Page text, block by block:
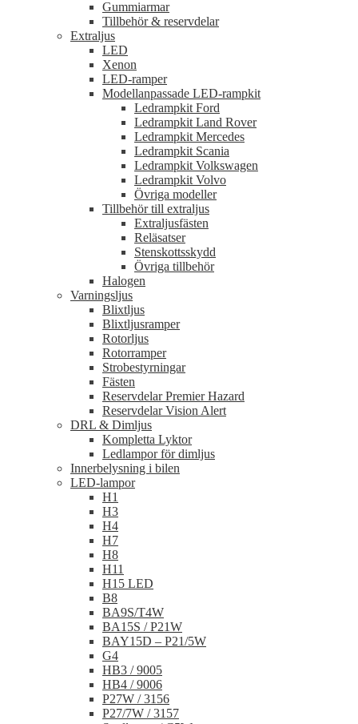
Gummiarmar
Tillbehör & reservdelar
Extraljus
LED
Xenon
LED-ramper
Modellanpassade LED-rampkit
Ledrampkit Ford
Ledrampkit Land Rover
Ledrampkit Mercedes
Ledrampkit Scania
Ledrampkit Volkswagen
Ledrampkit Volvo
Övriga modeller
Tillbehör till extraljus
Extraljusfästen
Reläsatser
Stenskottsskydd
Övriga tillbehör
Halogen
Varningsljus
Blixtljus
Blixtljusramper
Rotorljus
Rotorramper
Strobestyrningar
Fästen
Reservdelar Premier Hazard
Reservdelar Vision Alert
DRL & Dimljus
Kompletta Lyktor
Ledlampor för dimljus
Innerbelysning i bilen
LED-lampor
H1
H3
H4
H7
H8
H11
H15 LED
B8
BA9S/T4W
BA15S / P21W
BAY15D – P21/5W
G4
HB3 / 9005
HB4 / 9006
P27W / 3156
P27/7W / 3157